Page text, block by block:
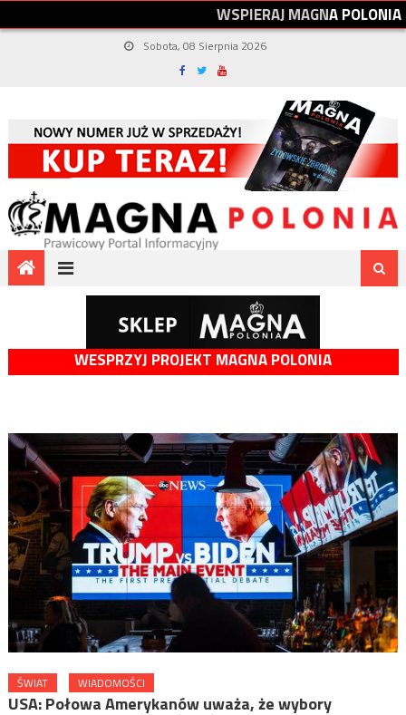
WSPIERAJMAGNAPOLONIA
Sobota, 08 Sierpnia 2026
WESPRZYJ PROJEKT MAGNA POLONIA
ŚWIAT WIADOMOŚCI
USA: Połowa Amerykanów uważa, że wybory